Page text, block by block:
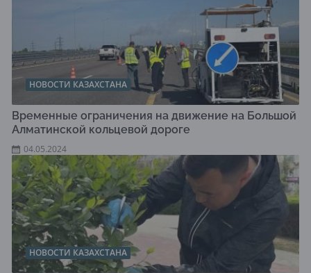
НОВОСТИ КАЗАХСТАНА
Временные ограничения на движение на Большой
Алматинской кольцевой дороге
04.05.2024
НОВОСТИ КАЗАХСТАНА